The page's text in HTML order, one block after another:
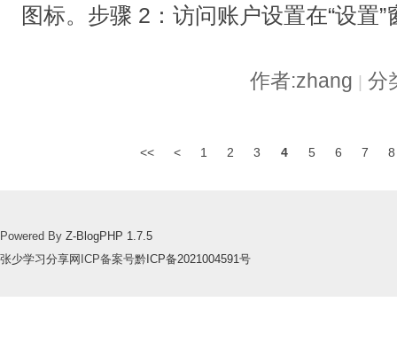
图标。步骤 2：访问账户设置在“设置
作者:zhang | 分
<< < 1 2 3 4 5 6 7 8
Powered By Z-BlogPHP 1.7.5
张少学习分享网 ICP备案号黔ICP备2021004591号